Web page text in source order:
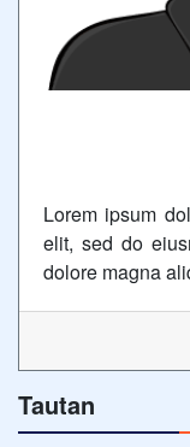
Lorem ipsum
elit, sed do
dolore magna
Tautan